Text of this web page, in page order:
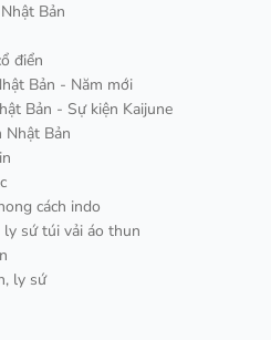
Bản
điển
Bản - Năm mới
Bản - Sự kiện Kaijune
Nhật Bản
cách indo
sứ túi vải áo thun
ly sứ